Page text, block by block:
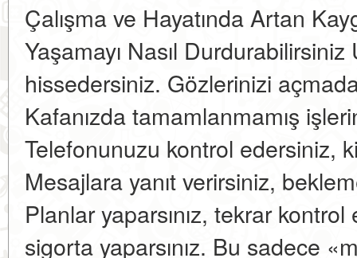
Çalışma ve Hayatında Artan
Yaşamayı Nasıl Durdurabilirsiniz
hissedersiniz. Gözlerinizi
Kafanızda tamamlanmamış
Telefonunuzu kontrol edersiniz,
Mesajlara yanıt verirsiniz,
Planlar yaparsınız, tekrar
sigorta yaparsınız. Bu sadece